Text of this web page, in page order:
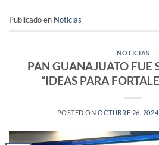
Publicado en Noticias
NOTICIAS
PAN GUANAJUATO FUE
“IDEAS PARA
POSTED ONOCTUBRE 26, 2024